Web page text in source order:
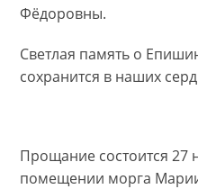
Фёдоровны.
Светлая память о
сохранится в наших
Прощание состоится 27
помещении морга